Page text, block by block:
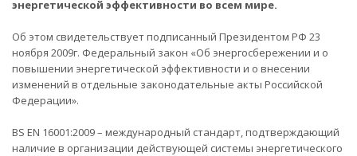
энергетической эффективности во всем мире.
Об этом свидетельствует подписанный Президентом РФ 23
ноября 2009г. Федеральный закон «Об энергосбережении и о
повышении энергетической эффективности и о внесении
изменений в отдельные законодательные акты Российской
Федерации».
BS EN 16001:2009 – международный стандарт, подтверждающий
наличие в организации действующей системы энергетического